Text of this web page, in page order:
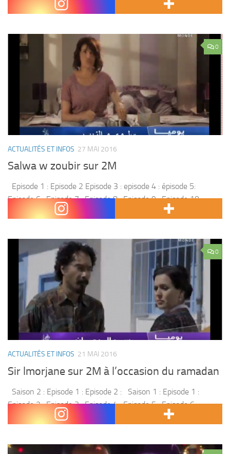
série . Côté série, 2M propose la 2...
0
ACTUALITÉS ET INFOS 27 MAI 2016
Salwa w zoubir sur 2M
Episode 1 : Episode 2 Episode 3 : episode 4 : épisode 5:
Episode 6 : Episode 7 : Episode 8 : Episode 9 : Episode 10 :
Episode 11 : episode 12...
0
ACTUALITÉS ET INFOS 21 MAI 2016
Sir lmorjane sur 2M à l’occasion du ramadan
Saison 2 : Episode 1 : Episode 2 : Saison 1 : Episode 1 :
Episode 2 : Episode 3 : Episode 4 : Episode 5 : Episode 6 :
Episode 7...